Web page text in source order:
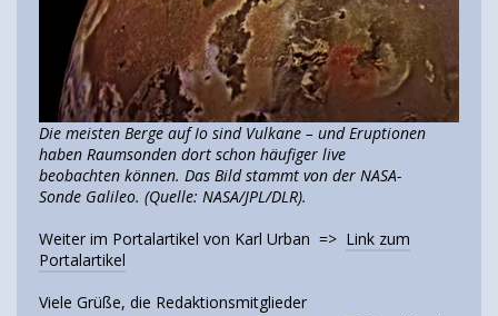
Die meisten Berge auf Io sind Vulkane – und Eruptionen
haben Raumsonden dort schon häufiger live
beobachten können. Das Bild stammt von der NASA-
Sonde Galileo. (Quelle: NASA/JPL/DLR).
Weiter im Portalartikel von Karl Urban => Link zum
Portalartikel
Viele Grüße, die Redaktionsmitglieder